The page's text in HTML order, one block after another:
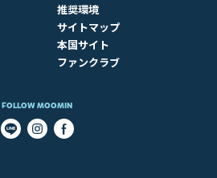
推奨環境
サイトマップ
本国サイト
ファンクラブ
FOLLOW MOOMIN